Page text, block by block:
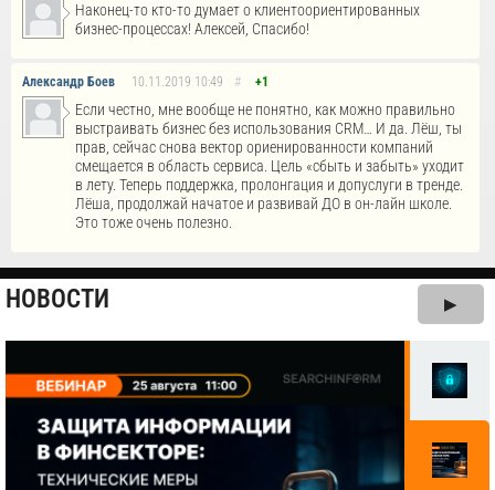
Наконец-то кто-то думает о клиентоориентированных
бизнес-процессах! Алексей, Спасибо!
Александр Боев 10.11.2019 10:49 # +1
Если честно, мне вообще не понятно, как можно правильно
выстраивать бизнес без использования CRM… И да. Лёш, ты
прав, сейчас снова вектор ориенированности компаний
смещается в область сервиса. Цель «сбыть и забыть» уходит
в лету. Теперь поддержка, пролонгация и допуслуги в тренде.
Лёша, продолжай начатое и развивай ДО в он-лайн школе.
Это тоже очень полезно.
НОВОСТИ ▶